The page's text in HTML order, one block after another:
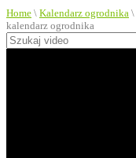
Home \ Kalendarz ogrodnika \
kalendarz ogrodnika